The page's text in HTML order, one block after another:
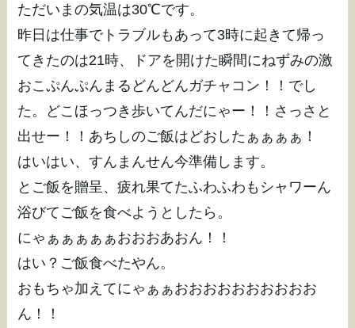
ただいまの気温は30℃です。
昨日は仕事でトラブルもあって3時に起きて帰っ
てきたのは21時、ドアを開けた瞬間にねずみの激
おこぷんぷんまるどんどんガチャコン！！でし
た。どこほっつき歩いてんだにゃー！！さっさと
出せー！！あちしのご飯はどおしたぁぁぁぁ！
はいはい、すんまんせん今準備します。
とご飯を贈呈、疲れ果てたふわふわもシャワーん
浴びてご飯を食べようとしたら。
にゃぁぁぁぁぁおおおあおん！！
はい？ご飯食べたやん。
おもちゃ加えてにゃぁぁおおおおおおおおおお
ん！！